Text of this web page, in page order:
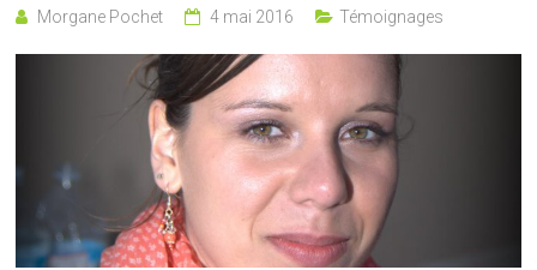
Morgane Pochet 4 mai 2016 Témoignages